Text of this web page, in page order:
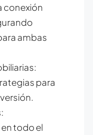
conexión
ambas
para
todo el